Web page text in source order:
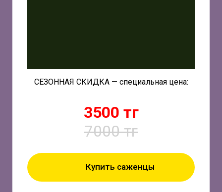
СЕЗОННАЯ СКИДКА — специальная цена:
3500 тг
7000 тг
Купить саженцы